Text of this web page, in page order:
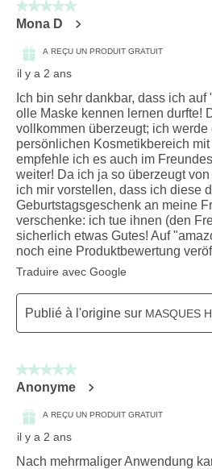
5 sur 5 étoiles.
Mona D
A REÇU UN PRODUIT GRATUIT
il y a 2 ans
Ich bin sehr dankbar, dass ich
olle Maske kennen lernen durfte!
vollkommen überzeugt; ich werde
persönlichen Kosmetikbereich
empfehle ich es auch im
weiter! Da ich ja so überzeugt
ich mir vorstellen, dass ich diese
Geburtstagsgeschenk an meine
verschenke: ich tue ihnen (den
sicherlich etwas Gutes! Auf
noch eine Produktbewertung
Traduire avec Google
Publié à l'origine sur MASQUES
5 sur 5 étoiles.
Anonyme
A REÇU UN PRODUIT GRATUIT
il y a 2 ans
Nach mehrmaliger Anwendung